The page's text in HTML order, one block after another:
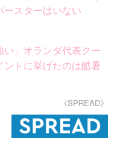
スターはいない
」オランダ代表クー
トに挙げたのは酷暑
《SPREAD》